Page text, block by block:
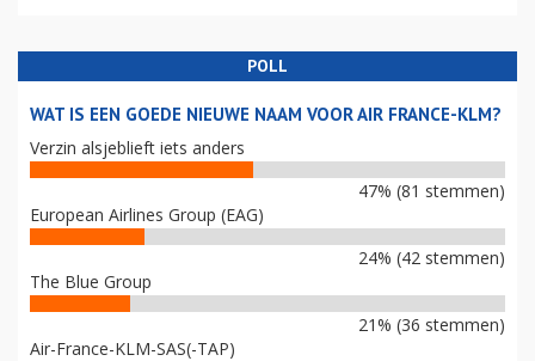
POLL
WAT IS EEN GOEDE NIEUWE NAAM VOOR AIR FRANCE-KLM?
Verzin alsjeblieft iets anders
47% (81 stemmen)
European Airlines Group (EAG)
24% (42 stemmen)
The Blue Group
21% (36 stemmen)
Air-France-KLM-SAS(-TAP)